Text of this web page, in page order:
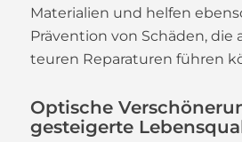
Materialien und helfen
Prävention von Schäden, die
teuren Reparaturen führen
Optische
gesteigerte